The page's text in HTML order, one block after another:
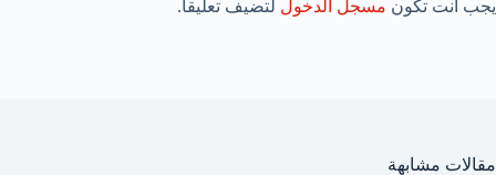
يجب أنت تكون مسجل الدخول لتضيف تعليقاً.
مقالات مشابهة